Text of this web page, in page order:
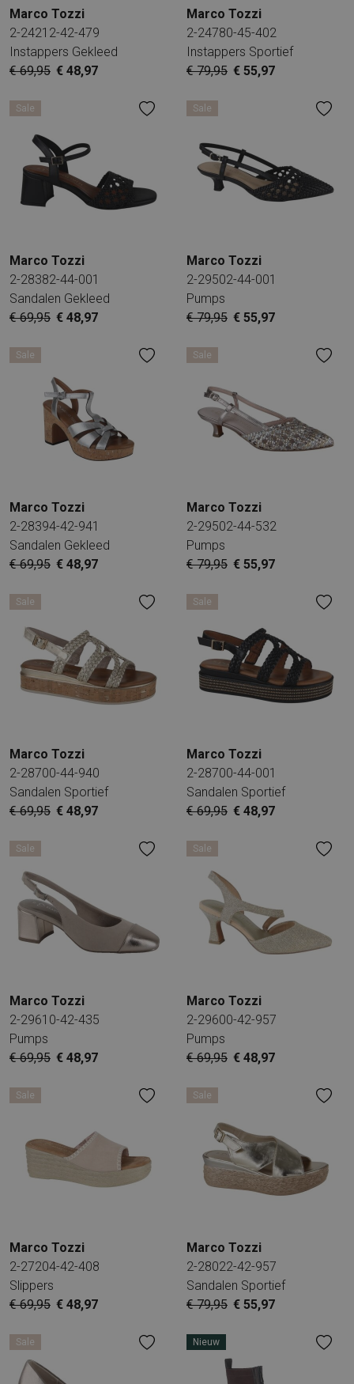
Marco Tozzi
2-24212-42-479
Instappers Gekleed
€ 69,95 € 48,97
Marco Tozzi
2-24780-45-402
Instappers Sportief
€ 79,95 € 55,97
Sale
Marco Tozzi
2-28382-44-001
Sandalen Gekleed
€ 69,95 € 48,97
Sale
Marco Tozzi
2-29502-44-001
Pumps
€ 79,95 € 55,97
Sale
Marco Tozzi
2-28394-42-941
Sandalen Gekleed
€ 69,95 € 48,97
Sale
Marco Tozzi
2-29502-44-532
Pumps
€ 79,95 € 55,97
Sale
Marco Tozzi
2-28700-44-940
Sandalen Sportief
€ 69,95 € 48,97
Sale
Marco Tozzi
2-28700-44-001
Sandalen Sportief
€ 69,95 € 48,97
Sale
Marco Tozzi
2-29610-42-435
Pumps
€ 69,95 € 48,97
Sale
Marco Tozzi
2-29600-42-957
Pumps
€ 69,95 € 48,97
Sale
Marco Tozzi
2-27204-42-408
Slippers
€ 69,95 € 48,97
Sale
Marco Tozzi
2-28022-42-957
Sandalen Sportief
€ 79,95 € 55,97
Sale Nieuw